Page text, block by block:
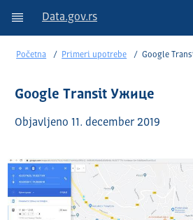
Data.gov.rs
Početna Primeri upotrebe Google
Google Transit Ужице
Objavlјeno 11. december 2019